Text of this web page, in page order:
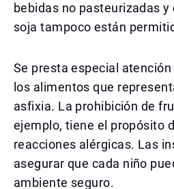
bebidas no pasteurizadas
soja tampoco están
Se presta especial
los alimentos que
asfixia. La prohibición de
ejemplo, tiene el propósito
reacciones alérgicas. Las
asegurar que cada niño
ambiente seguro.